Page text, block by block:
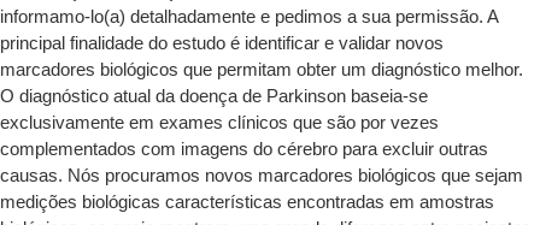
informamo-lo(a) detalhadamente e pedimos a sua permissão. A
principal finalidade do estudo é identificar e validar novos
marcadores biológicos que permitam obter um diagnóstico melhor.
O diagnóstico atual da doença de Parkinson baseia-se
exclusivamente em exames clínicos que são por vezes
complementados com imagens do cérebro para excluir outras
causas. Nós procuramos novos marcadores biológicos que sejam
medições biológicas características encontradas em amostras